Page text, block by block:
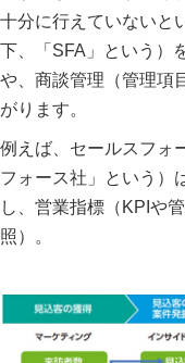
十分に行えていないと
下、「SFA」という）
や、商談管理（管理項
がります。
例えば、セールスフォ
フォース社」という）
し、営業指標（KPIや
照）。